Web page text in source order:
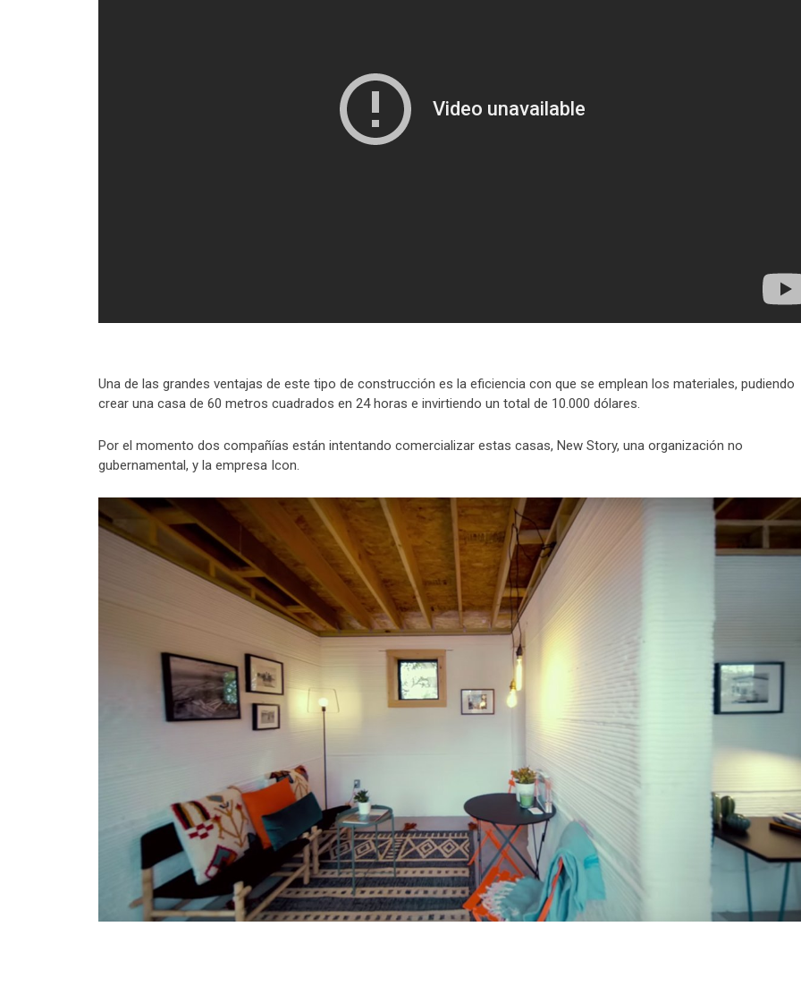
Una de las grandes ventajas de este tipo de construcción es la eficiencia con que se emplean los materiales, pudiendo
crear una casa de 60 metros cuadrados en 24 horas e invirtiendo un total de 10.000 dólares.
Por el momento dos compañías están intentando comercializar estas casas, New Story, una organización no
gubernamental, y la empresa Icon.